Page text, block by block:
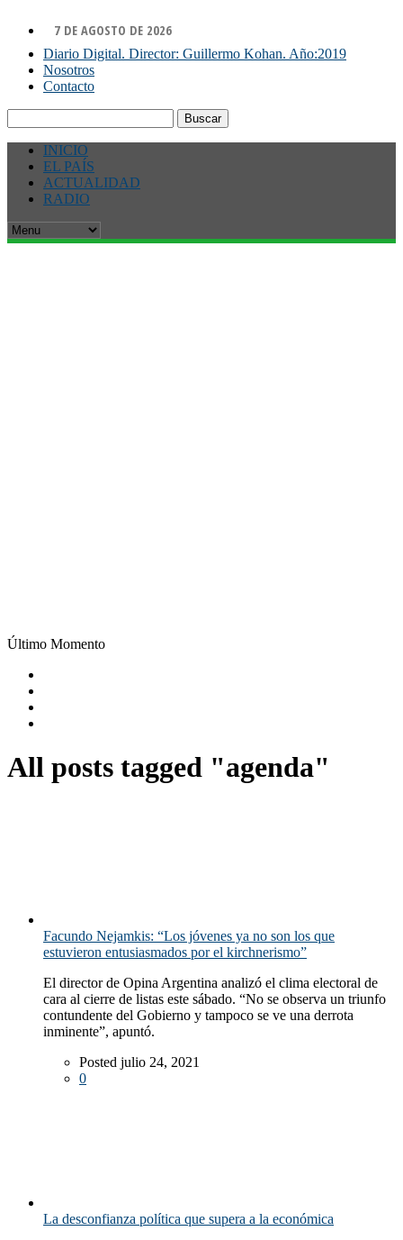
7 DE AGOSTO DE 2026
Diario Digital. Director: Guillermo Kohan. Año:2019
Nosotros
Contacto
INICIO
EL PAÍS
ACTUALIDAD
RADIO
Último Momento
All posts tagged "agenda"
Facundo Nejamkis: “Los jóvenes ya no son los que
estuvieron entusiasmados por el kirchnerismo”
El director de Opina Argentina analizó el clima electoral de
cara al cierre de listas este sábado. “No se observa un triunfo
contundente del Gobierno y tampoco se ve una derrota
inminente”, apuntó.
Posted julio 24, 2021
0
La desconfianza política que supera a la económica